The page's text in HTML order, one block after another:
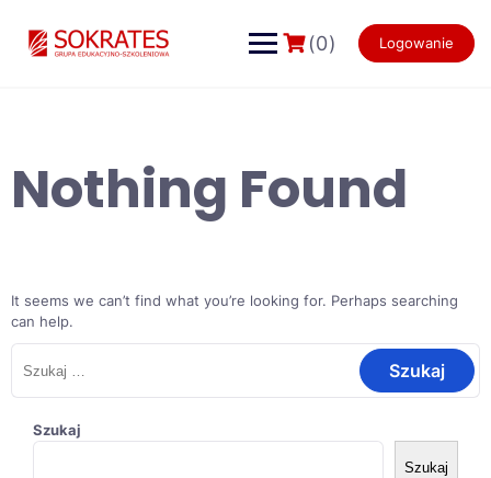
content
(0) Logowanie
Nothing Found
It seems we can’t find what you’re looking for. Perhaps searching
can help.
Szukaj:
Szukaj
Szukaj